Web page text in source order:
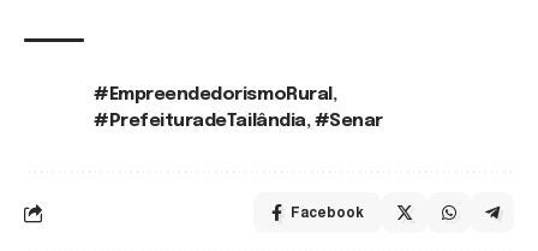
#EmpreendedorismoRural,
#PrefeituradeTailândia,#Senar
Facebook